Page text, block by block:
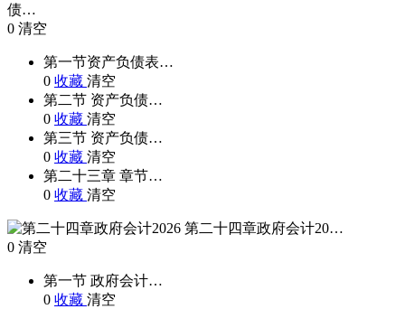
债…
0 清空
第一节资产负债表…
0 收藏 清空
第二节 资产负债…
0 收藏 清空
第三节 资产负债…
0 收藏 清空
第二十三章 章节…
0 收藏 清空
第二十四章政府会计20…
0 清空
第一节 政府会计…
0 收藏 清空